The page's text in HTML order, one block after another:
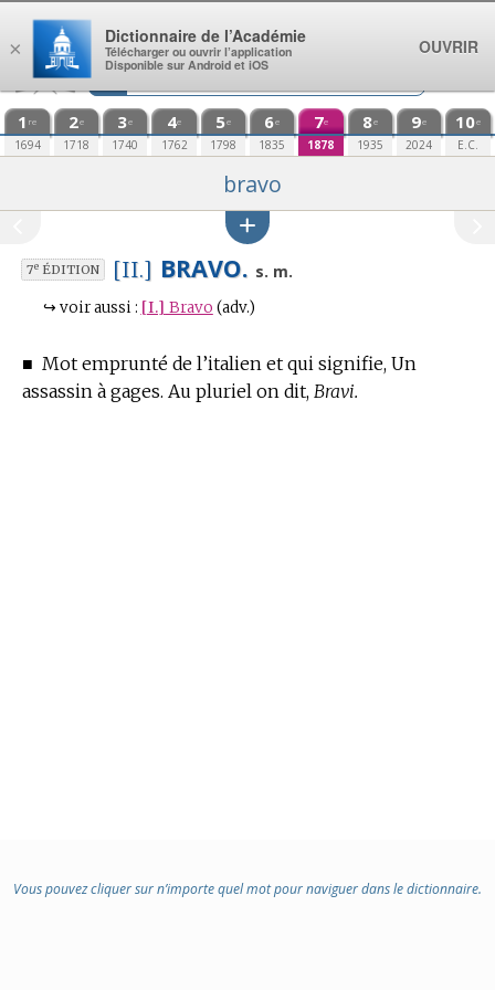
Aller au contenu
1 re
1694
2e
1718
3e
1740
4e
1762
5e
1798
6e
1835
7e
1878
8e
1935
9e
2024
10e
E.C.
bravo
7eÉDITION [II.] BRAVO. s. m.
↪ voir aussi : [I.] Bravo (adv.)
■ Mot emprunté de l’italien et qui signifie, Un
assassin à gages. Au pluriel on dit, Bravi.
Vous pouvez cliquer sur n’importe quel mot pour naviguer dans le dictionnaire.
×
Dictionnaire de l’Académie
Télécharger ou ouvrir l’application
Disponible sur Android et iOS
OUVRIR